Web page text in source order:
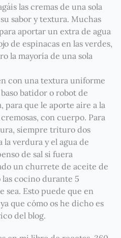
las cremas de una sola
sabor y textura. Muchas
aportar un extra de agua
de espinacas en las verdes,
la mayoría de una sola
con una textura uniforme
batidor o robot de
para que le aporte aire a la
con cuerpo. Para
siempre trituro dos
la verdura y el agua de
de sal si fuera
un churrete de aceite de
las cocino durante 5
sea. Esto puede que en
que cómo os he dicho es
del blog.